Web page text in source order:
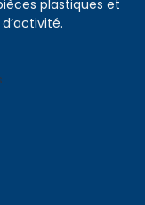
plastiques et